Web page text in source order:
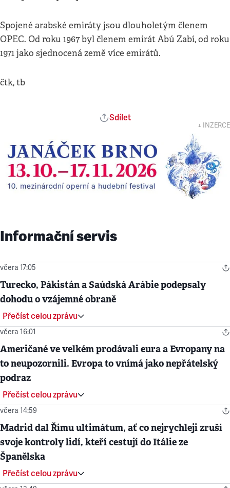
Spojené arabské emiráty jsou dlouholetým členem
OPEC. Od roku 1967 byl členem emirát Abú Zabí, od roku
1971 jako sjednocená země více emirátů.
čtk, tb
Sdílet
↓ INZERCE
Informační servis
včera 17:05
Turecko, Pákistán a Saúdská Arábie podepsaly
dohodu o vzájemné obraně
Přečíst celou zprávu
včera 16:01
Američané ve velkém prodávali eura a Evropany na
to neupozornili. Evropa to vnímá jako nepřátelský
podraz
Přečíst celou zprávu
včera 14:59
Madrid dal Římu ultimátum, ať co nejrychleji zruší
svoje kontroly lidí, kteří cestují do Itálie ze
Španělska
Přečíst celou zprávu